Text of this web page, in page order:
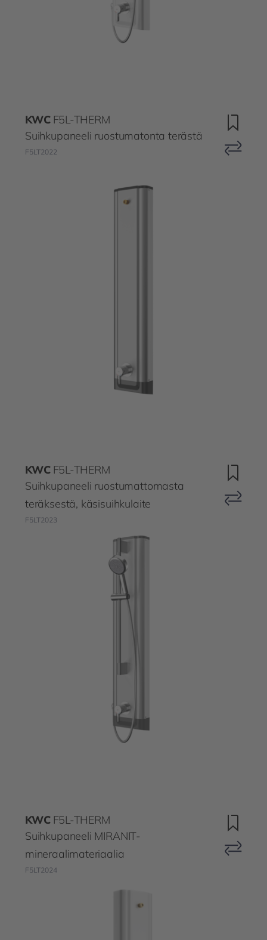
KWC F5L-THERM
Suihkupaneeli ruostumatonta terästä
F5LT2022
KWC F5L-THERM
Suihkupaneeli ruostumattomasta
teräksestä, käsisuihkulaite
F5LT2023
KWC F5L-THERM
Suihkupaneeli MIRANIT-
mineraalimateriaalia
F5LT2024